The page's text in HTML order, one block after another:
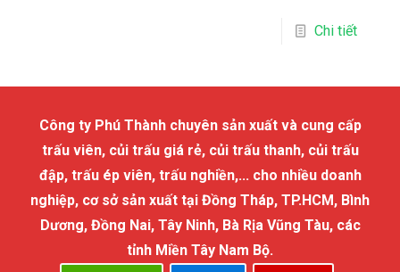
Chi tiết
Công ty Phú Thành chuyên sản xuất và cung cấp
trấu viên, củi trấu giá rẻ, củi trấu thanh, củi trấu
đập, trấu ép viên, trấu nghiền,... cho nhiều doanh
nghiệp, cơ sở sản xuất tại Đồng Tháp, TP.HCM, Bình
Dương, Đồng Nai, Tây Ninh, Bà Rịa Vũng Tàu, các
tỉnh Miền Tây Nam Bộ.